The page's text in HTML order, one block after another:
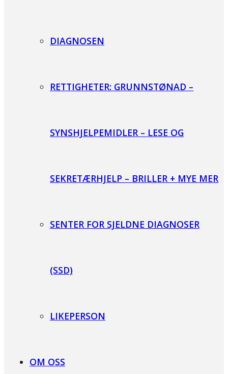
DIAGNOSEN
RETTIGHETER: GRUNNSTØNAD –
SYNSHJELPEMIDLER – LESE OG
SEKRETÆRHJELP – BRILLER + MYE MER
SENTER FOR SJELDNE DIAGNOSER
(SSD)
LIKEPERSON
OM OSS